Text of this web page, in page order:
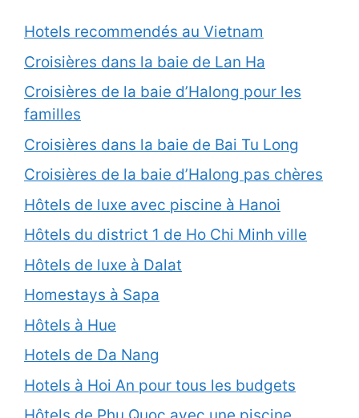
Hotels recommendés au Vietnam
Croisières dans la baie de Lan Ha
Croisières de la baie d’Halong pour les
familles
Croisières dans la baie de Bai Tu Long
Croisières de la baie d’Halong pas chères
Hôtels de luxe avec piscine à Hanoi
Hôtels du district 1 de Ho Chi Minh ville
Hôtels de luxe à Dalat
Homestays à Sapa
Hôtels à Hue
Hotels de Da Nang
Hotels à Hoi An pour tous les budgets